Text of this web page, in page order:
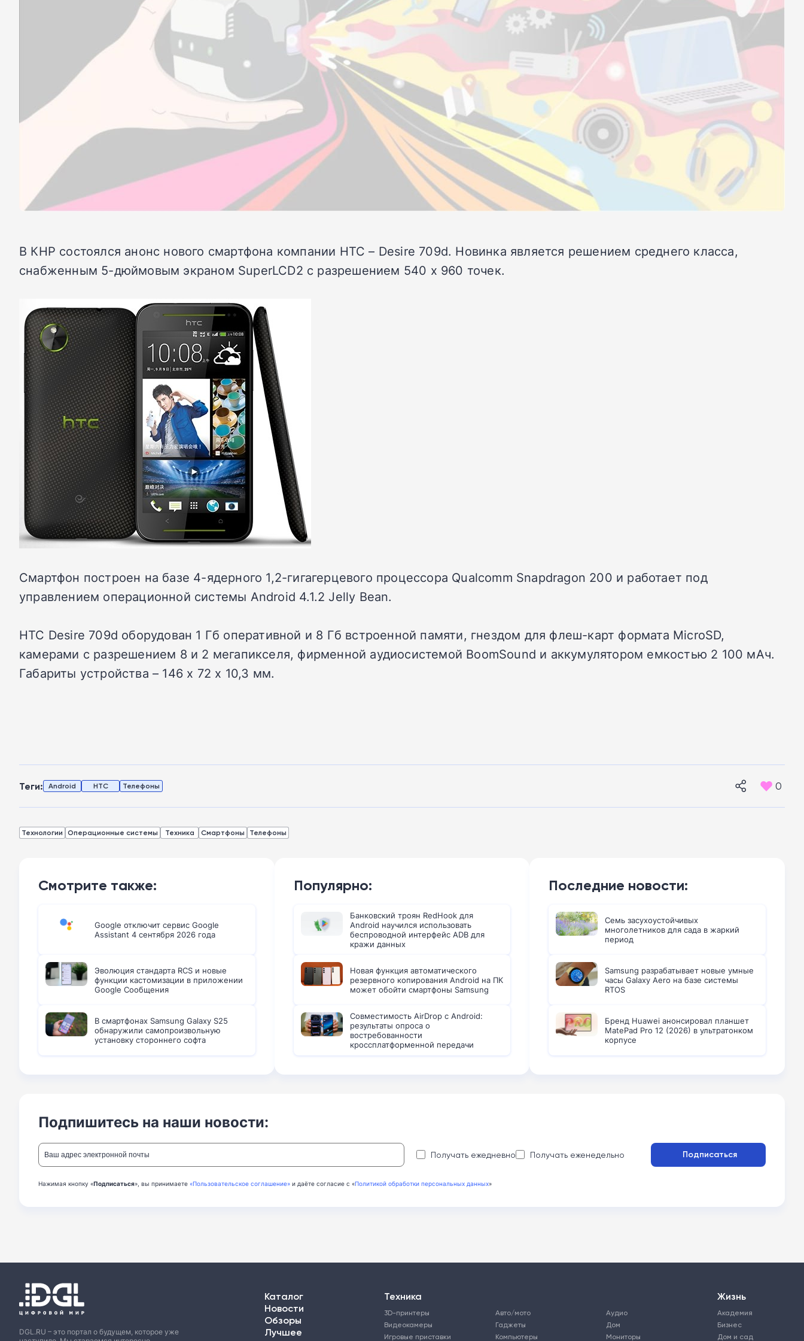
В КНР состоялся анонс нового смартфона компании HTC – Desire 709d. Новинка является решением среднего класса,
снабженным 5-дюймовым экраном SuperLCD2 с разрешением 540 х 960 точек.
Смартфон построен на базе 4-ядерного 1,2-гигагерцевого процессора Qualcomm Snapdragon 200 и работает под
управлением операционной системы Android 4.1.2 Jelly Bean.
HTC Desire 709d оборудован 1 Гб оперативной и 8 Гб встроенной памяти, гнездом для флеш-карт формата MicroSD,
камерами с разрешением 8 и 2 мегапикселя, фирменной аудиосистемой BoomSound и аккумулятором емкостью 2 100 мАч.
Габариты устройства – 146 х 72 х 10,3 мм.
Теги: Android HTC Телефоны 0
Технологии Операционные системы Техника Смартфоны Телефоны
Смотрите также:
Google отключит сервис Google
Assistant 4 сентября 2026 года
Эволюция стандарта RCS и новые
функции кастомизации в приложении
Google Сообщения
В смартфонах Samsung Galaxy S25
обнаружили самопроизвольную
установку стороннего софта
Популярно:
Банковский троян RedHook для
Android научился использовать
беспроводной интерфейс ADB для
кражи данных
Новая функция автоматического
резервного копирования Android на ПК
может обойти смартфоны Samsung
Совместимость AirDrop с Android:
результаты опроса о
востребованности
кроссплатформенной передачи
Последние новости:
Семь засухоустойчивых
многолетников для сада в жаркий
период
Samsung разрабатывает новые умные
часы Galaxy Aero на базе системы
RTOS
Бренд Huawei анонсировал планшет
MatePad Pro 12 (2026) в ультратонком
корпусе
Подпишитесь на наши новости:
Получать ежедневно Получать еженедельно Подписаться
Нажимая кнопку «Подписаться», вы принимаете «Пользовательское соглашение» и даёте согласие с «Политикой обработки персональных данных»
DGL.RU – это портал о будущем, которое уже
Каталог
Новости
Обзоры
Лучшее
Техника
3D-принтеры Авто/мото
Аудио
Видеокамеры
Гаджеты
Дом
Игровые приставки
Компьютеры Мониторы
Жизнь
Академия
Бизнес
Дом и сад